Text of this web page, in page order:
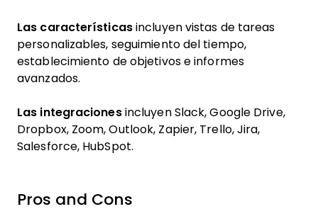
Las característicasincluyen vistas de tareas
personalizables, seguimiento del tiempo,
establecimiento de objetivos e informes
avanzados.
Las integracionesincluyen Slack, Google Drive,
Dropbox, Zoom, Outlook, Zapier, Trello, Jira,
Salesforce, HubSpot.
Pros and Cons